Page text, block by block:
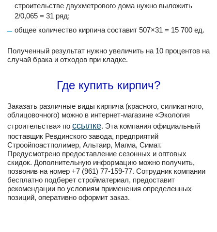
строительстве двухметрового дома нужно выложить
2/0,065 = 31 ряд;
общее количество кирпича составит 507×31 = 15 700 ед.
Полученный результат нужно увеличить на 10 процентов на
случай брака и отходов при кладке.
Где купить кирпич?
Заказать различные виды кирпича (красного, силикатного,
облицовочного) можно в интернет-магазине «Экология
строительства» по ссылке. Эта компания официальный
поставщик Ревдинского завода, предприятий
Строойпоастполимер, Альтаир, Магма, Симат.
Предусмотрено предоставление сезонных и оптовых
скидок. Дополнительную информацию можно получить,
позвонив на номер +7 (961) 77-159-77. Сотрудник компании
бесплатно подберет стройматериал, предоставит
рекомендации по условиям применения определенных
позиций, оперативно оформит заказ.